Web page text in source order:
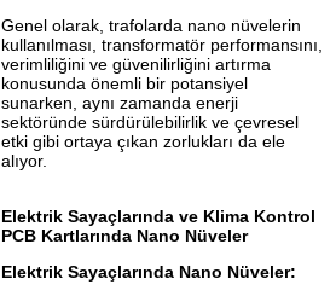
Genel olarak, trafolarda nano nüvelerin
kullanılması, transformatör performansını,
verimliliğini ve güvenilirliğini artırma
konusunda önemli bir potansiyel
sunarken, aynı zamanda enerji
sektöründe sürdürülebilirlik ve çevresel
etki gibi ortaya çıkan zorlukları da ele
alıyor.
Elektrik Sayaçlarında ve Klima Kontrol
PCB Kartlarında Nano Nüveler
Elektrik Sayaçlarında Nano Nüveler: